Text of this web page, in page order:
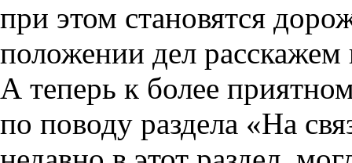
при этом становятся
положении дел
А теперь к более
по поводу раздела «На